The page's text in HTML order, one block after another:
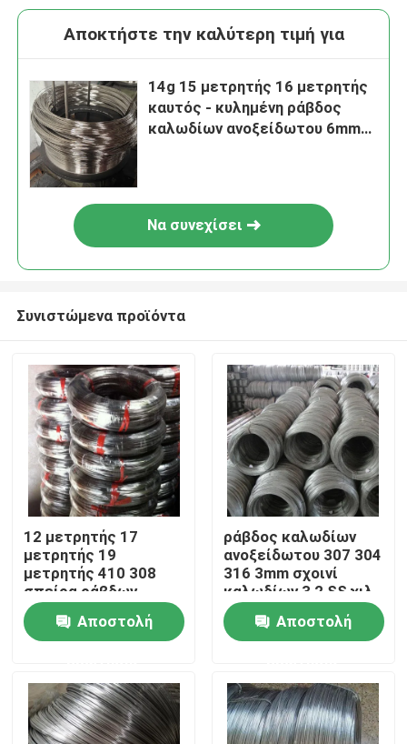
Σπίτι
Προϊόντα
Περίπου εμείς
Αποκτήστε την καλύτερη τιμή για
14g 15 μετρητής 16 μετρητής
καυτός - κυλημένη ράβδος
καλωδίων ανοξείδωτου 6mm
Να συνεχίσει
Συνιστώμενα προϊόντα
12 μετρητής 17
μετρητής 19
μετρητής 410 308
σπείρα ράβδων
καλωδίων
ανοξείδωτου 304l
302
Αποστολή
ράβδος καλωδίων
ανοξείδωτου 307 304
316 3mm σχοινί
καλωδίων 3,2 SS χιλ.
2mm
Αποστολή